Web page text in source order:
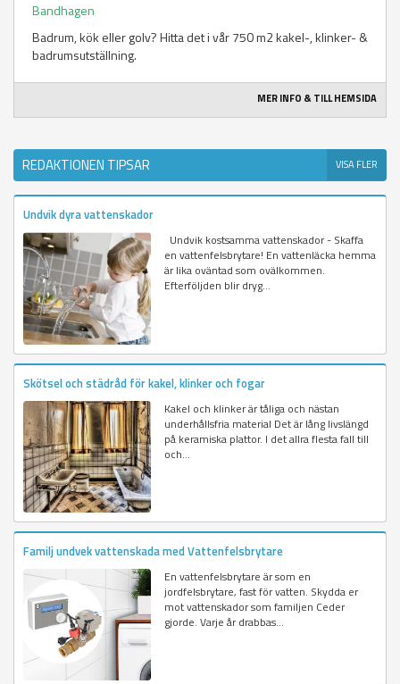
Bandhagen
Badrum, kök eller golv? Hitta det i vår 750 m2 kakel-, klinker- &
badrumsutställning.
MER INFO & TILL HEMSIDA
REDAKTIONEN TIPSAR VISA FLER
Undvik dyra vattenskador
Undvik kostsamma vattenskador - Skaffa
en vattenfelsbrytare! En vattenläcka hemma
är lika oväntad som ovälkommen.
Efterföljden blir dryg...
Skötsel och städråd för kakel, klinker och fogar
Kakel och klinker är tåliga och nästan
underhållsfria material Det är lång livslängd
på keramiska plattor. I det allra flesta fall till
och...
Familj undvek vattenskada med Vattenfelsbrytare
En vattenfelsbrytare är som en
jordfelsbrytare, fast för vatten. Skydda er
mot vattenskador som familjen Ceder
gjorde. Varje år drabbas...